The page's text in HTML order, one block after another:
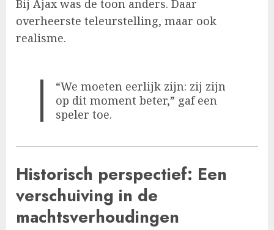
Bij Ajax was de toon anders. Daar
overheerste teleurstelling, maar ook
realisme.
“We moeten eerlijk zijn: zij zijn
op dit moment beter,” gaf een
speler toe.
Historisch perspectief: Een
verschuiving in de
machtsverhoudingen